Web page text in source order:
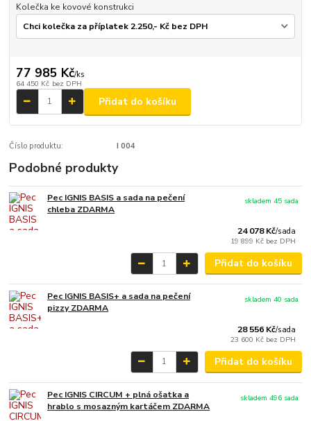
Kolečka ke kovové konstrukci
77 985 Kč/ks
64 450 Kč bez DPH
Přidat do košíku
Číslo produktu: I 004
Podobné produkty
Pec IGNIS BASIS a sada na pečení
chleba ZDARMA
24 078 Kč/sada
19 899 Kč bez DPH
skladem 45 sada
Přidat do košíku
Pec IGNIS BASIS+ a sada na pečení
pizzy ZDARMA
28 556 Kč/sada
23 600 Kč bez DPH
skladem 40 sada
Přidat do košíku
Pec IGNIS CIRCUM + plná ošatka a
hrablo s mosazným kartáčem ZDARMA
skladem 496 sada